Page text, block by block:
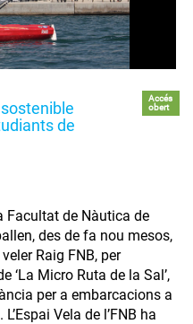
de
Accés
obert
Facultat de Nàutica de
des de fa nou mesos,
Raig FNB, per
‘La Micro Ruta de la Sal’,
per a embarcacions a
Vela de l’FNB ha